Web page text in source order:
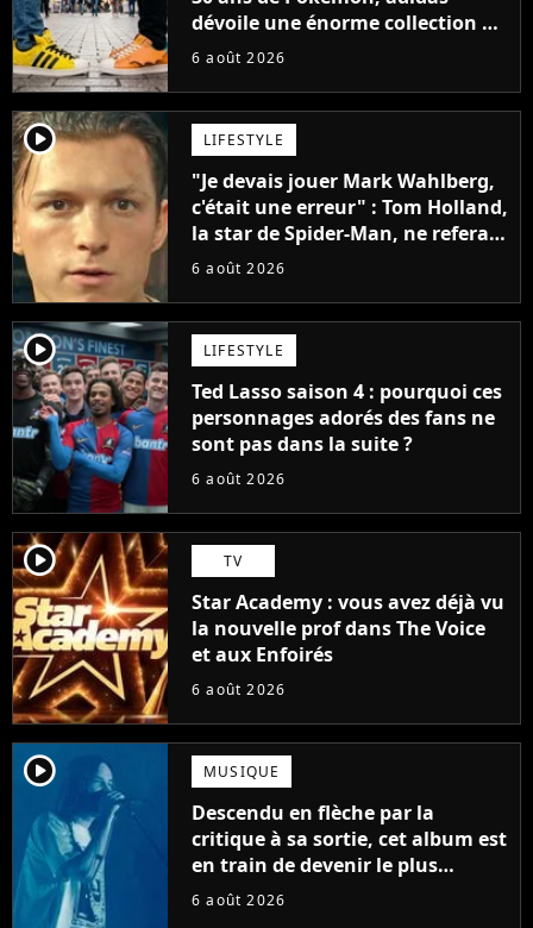
dévoile une énorme collection de
sneakers et je ne sais pas quoi en
6 août 2026
player2 LIFESTYLE
"Je devais jouer Mark Wahlberg,
c'était une erreur" : Tom Holland,
la star de Spider-Man, ne referait
pas ce blockbuster
6 août 2026
player2 LIFESTYLE
Ted Lasso saison 4 : pourquoi ces
personnages adorés des fans ne
sont pas dans la suite ?
6 août 2026
player2 TV
Star Academy : vous avez déjà vu
la nouvelle prof dans The Voice
et aux Enfoirés
6 août 2026
player2 MUSIQUE
Descendu en flèche par la
critique à sa sortie, cet album est
en train de devenir le plus
populaire de son auteur
6 août 2026